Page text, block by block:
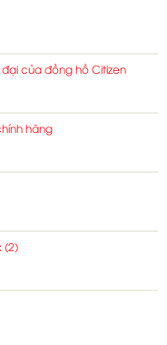
của đồng hồ Citizen
hãng
(2)